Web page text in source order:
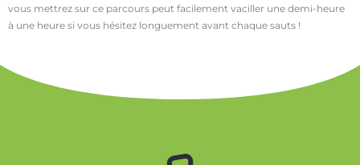
vous mettrez sur ce parcours peut facilement vaciller une demi-heure
à une heure si vous hésitez longuement avant chaque sauts !